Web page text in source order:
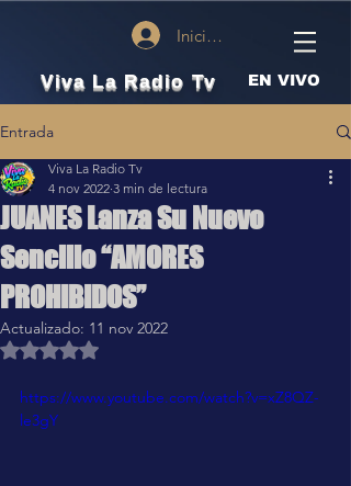
Iniciar sesión
Viva La Radio Tv EN VIVO
Entrada
JUANES Lanza Su Nuevo
Sencillo “AMORES
PROHIBIDOS”
Viva La Radio Tv
4 nov 2022 3 min de lectura
Actualizado: 11 nov 2022
Obtuvo NaN de 5 estrellas.
https://www.youtube.com/watch?v=xZ8QZ-
le3gY